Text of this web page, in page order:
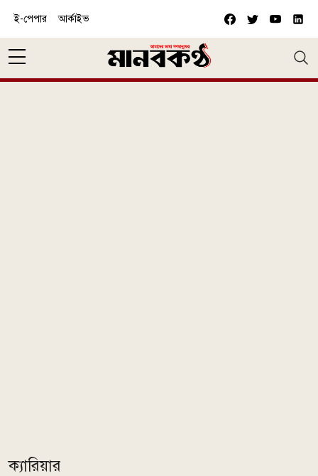
ই-পেপার আর্কাইভ
ক্যারিয়ার